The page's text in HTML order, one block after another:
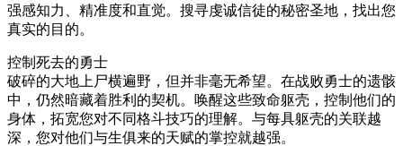
强感知力、精准度和直觉。搜寻虔诚信徒的秘密圣地，找出您
真实的目的。
控制死去的勇士
破碎的大地上尸横遍野，但并非毫无希望。在战败勇士的遗骸
中，仍然暗藏着胜利的契机。唤醒这些致命躯壳，控制他们的
身体，拓宽您对不同格斗技巧的理解。与每具躯壳的关联越
深，您对他们与生俱来的天赋的掌控就越强。